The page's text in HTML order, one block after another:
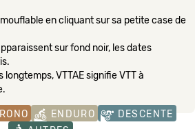
en cliquant sur sa petite case de
sur fond noir, les dates
VTTAE signifie VTT à
ENDURO
DESCENTE